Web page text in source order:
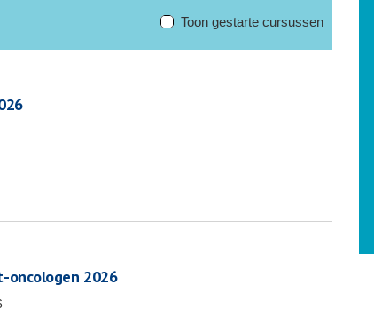
Toon gestarte cursussen
oncologen 2026